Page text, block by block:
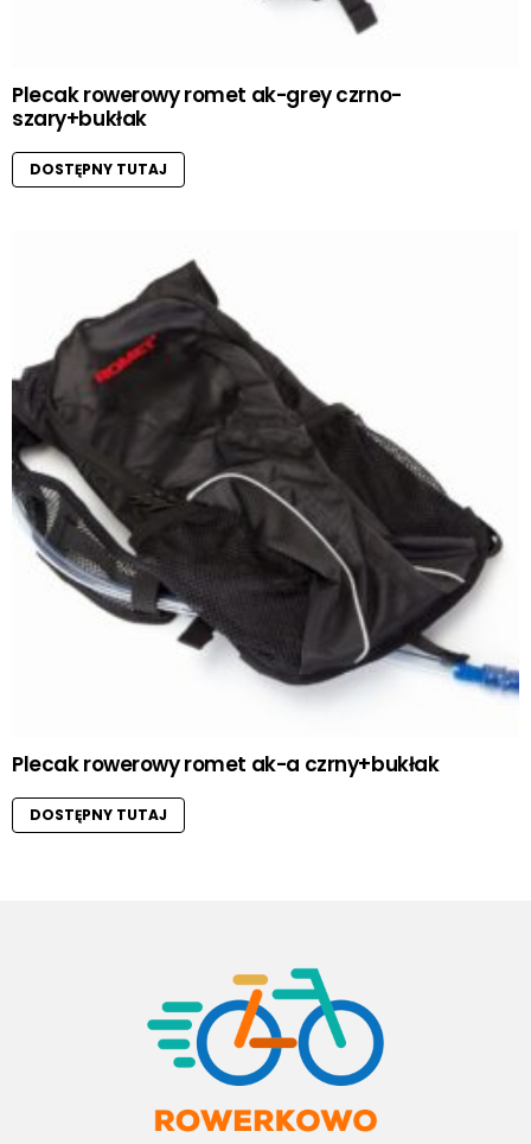
Plecak rowerowy romet ak-grey czrno-
szary+bukłak
DOSTĘPNY TUTAJ
Plecak rowerowy romet ak-a czrny+bukłak
DOSTĘPNY TUTAJ